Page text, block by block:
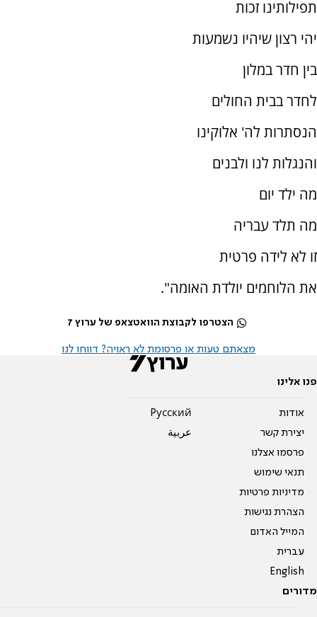
תפילותינו זכות
יהי רצון שיהיו נשמעות
בין חדר במלון
לחדר בבית החולים
הנסתרות לה' אלוקינו
והנגלות לנו ולבנים
מה ילד יום
מה תלד עבריה
זו לא לידה פרטית
את הלוחמים יולדת האומה".
הצטרפו לקבוצת הוואטצאפ של ערוץ 7
מצאתם טעות או פרסומת לא ראויה? דווחו לנו
פנו אלינו
אודות
יצירת קשר
פרסמו אצלנו
תנאי שימוש
מדיניות פרטיות
הצהרת נגישות
המייל האדום
עברית
English
Pусский
عربية
מדורים